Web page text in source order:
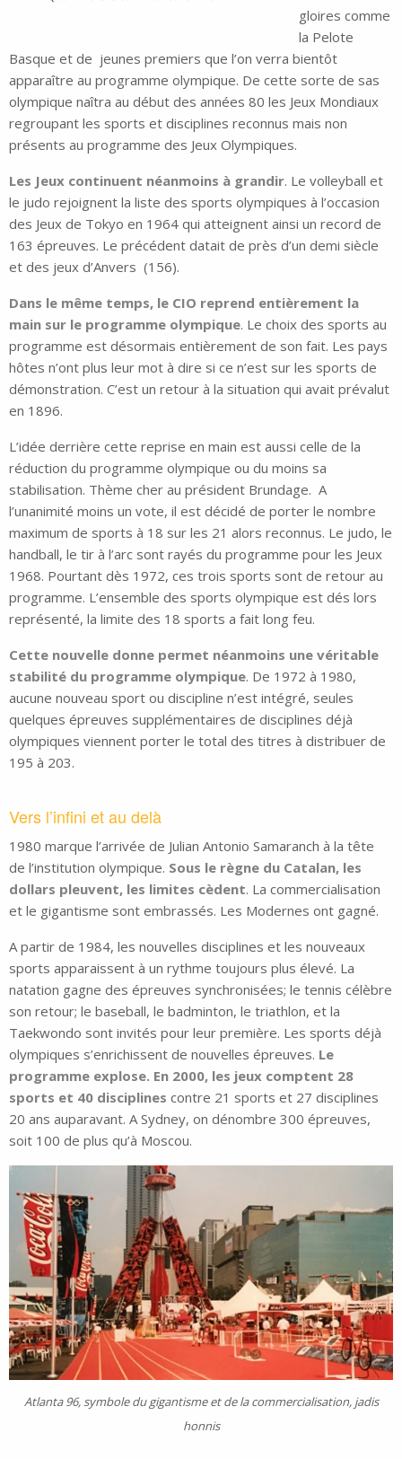
gloires comme
la Pelote
Basque et de jeunes premiers que l’on verra bientôt
apparaître au programme olympique. De cette sorte de sas
olympique naîtra au début des années 80 les Jeux Mondiaux
regroupant les sports et disciplines reconnus mais non
présents au programme des Jeux Olympiques.
Les Jeux continuent néanmoins à grandir. Le volleyball et
le judo rejoignent la liste des sports olympiques à l’occasion
des Jeux de Tokyo en 1964 qui atteignent ainsi un record de
163 épreuves. Le précédent datait de près d’un demi siècle
et des jeux d’Anvers (156).
Dans le même temps, le CIO reprend entièrement la
main sur le programme olympique. Le choix des sports au
programme est désormais entièrement de son fait. Les pays
hôtes n’ont plus leur mot à dire si ce n’est sur les sports de
démonstration. C’est un retour à la situation qui avait prévalut
en 1896.
L’idée derrière cette reprise en main est aussi celle de la
réduction du programme olympique ou du moins sa
stabilisation. Thème cher au président Brundage. A
l’unanimité moins un vote, il est décidé de porter le nombre
maximum de sports à 18 sur les 21 alors reconnus. Le judo, le
handball, le tir à l’arc sont rayés du programme pour les Jeux
1968. Pourtant dès 1972, ces trois sports sont de retour au
programme. L’ensemble des sports olympique est dés lors
représenté, la limite des 18 sports a fait long feu.
Cette nouvelle donne permet néanmoins une véritable
stabilité du programme olympique. De 1972 à 1980,
aucune nouveau sport ou discipline n’est intégré, seules
quelques épreuves supplémentaires de disciplines déjà
olympiques viennent porter le total des titres à distribuer de
195 à 203.
Vers l’infini et au delà
1980 marque l’arrivée de Julian Antonio Samaranch à la tête
de l’institution olympique. Sous le règne du Catalan, les
dollars pleuvent, les limites cèdent. La commercialisation
et le gigantisme sont embrassés. Les Modernes ont gagné.
A partir de 1984, les nouvelles disciplines et les nouveaux
sports apparaissent à un rythme toujours plus élevé. La
natation gagne des épreuves synchronisées; le tennis célèbre
son retour; le baseball, le badminton, le triathlon, et la
Taekwondo sont invités pour leur première. Les sports déjà
olympiques s’enrichissent de nouvelles épreuves. Le
programme explose. En 2000, les jeux comptent 28
sports et 40 disciplines contre 21 sports et 27 disciplines
20 ans auparavant. A Sydney, on dénombre 300 épreuves,
soit 100 de plus qu’à Moscou.
Atlanta 96, symbole du gigantisme et de la commercialisation, jadis
honnis